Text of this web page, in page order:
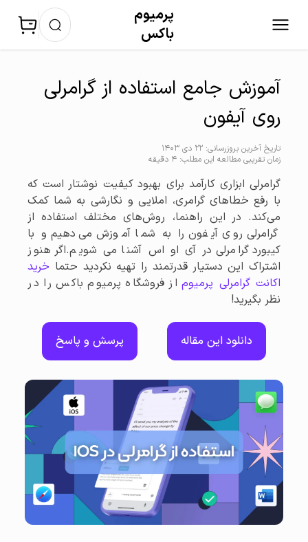
پرمیوم‌
باکس
آموزش جامع استفاده از گرامرلی
روی آیفون
تاریخ آخرین بروزرسانی: 22 دی 1403
زمان تقریبی مطالعه این مطلب: 4 دقیقه
گرامرلی ابزاری کارآمد برای بهبود کیفیت نوشتار است که
با رفع خطاهای گرامری، املایی و نگارشی به شما کمک
می‌کند. در این راهنما، روش‌های مختلف استفاده از
گرامرلی روی آیفون را به شما آموزش می‌دهیم و با
کیبورد گرامرلی در آی او اس آشنا می شویم.اگر هنوز
اشتراک این دستیار قدرتمند را تهیه نکردید حتما خرید
اکانت گرامرلی پرمیوم از فروشگاه پرمیوم باکس را در
نظر بگیرید!
دانلود این مقاله پرسش و پاسخ